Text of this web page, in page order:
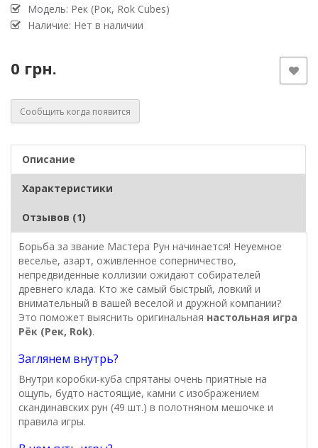
Модель: Рек (Рок, Rok Cubes)
Наличие: Нет в наличии
0 грн.
Сообщить когда появится
Описание
Характеристики
Отзывов (1)
Борьба за звание Мастера Рун начинается! Неуемное
веселье, азарт, оживленное соперничество,
непредвиденные коллизии ожидают собирателей
древнего клада. Кто же самый быстрый, ловкий и
внимательный в вашей веселой и дружной компании?
Это поможет выяснить оригинальная настольная игра
Рёк (Рек, Rok).
Заглянем внутрь?
Внутри коробки-куба спрятаны очень приятные на
ощупь, будто настоящие, камни с изображением
скандинавских рун (49 шт.) в полотняном мешочке и
правила игры.